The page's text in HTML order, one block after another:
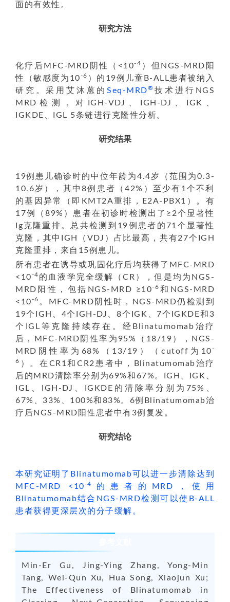
面的有效性。
研究方法
化疗后MFC-MRD阴性（<10-4 ）但NGS-MRD阳
性（敏感度为10-6 ）的19例儿童B-ALL患者被纳入
研究。采用艾沐蒽的Seq-MRD® 技术进行NGS
MRD检测，对IGH-VDJ、IGH-DJ、IGK、
IGKDE、IGL 5条链进行克隆性分析。
研究结果
19例患儿确诊时的中位年龄为4.4岁（范围为0.3-
10.6岁），其中8例患者（42%）至少有1个不利
的基因异常（即KMT2A重排，E2A-PBX1）。有
17例（89%）患者在初诊时检测出了≥2个显著性
Ig克隆重排。总共检测到19例患者的71个显著性
克隆，其中IGH（VDJ）占比最高，共有27个IGH
克隆重排，来自15例患儿。
所有患者在诱导或巩固化疗后均获得了MFC-MRD
<10-4 的血液学完全缓解（CR），但是均为NGS-
MRD阳性，包括NGS-MRD ≥10-6 和NGS-MRD
<10-6 。MFC-MRD阴性时，NGS-MRD仍检测到
19个IGH、4个IGH-DJ、8个IGK、7个IGKDE和3
个IGL等克隆持续存在。经Blinatumomab治疗
后，MFC-MRD阴性率为95%（18/19），NGS-
MRD阴性率为68%（13/19）（cutoff为10-
6 ）。在CR1和CR2患者中，Blinatumomab治疗
后的MRD清除率分别为69%和67%。
IGH、IGK、
IGL、IGH-DJ、IGKDE的清除率分别为75%、
67%、33%、100%和83%。6例Blinatumomab治
疗后NGS-MRD阳性患者中有3例 复发。
研究结论
本研究证明了Blinatumomab可以进一步清除达到
MFC-MRD <10-4
的患者的MRD，使用
Blinatumomab结合NGS-MRD检测可以使B-ALL
患者获得更深层次的分子缓解。
Min-Er Gu, Jing-Ying Zhang, Yong-Min
Tang, Wei-Qun Xu, Hua Song, Xiaojun Xu;
The Effectiveness of Blinatumomab in